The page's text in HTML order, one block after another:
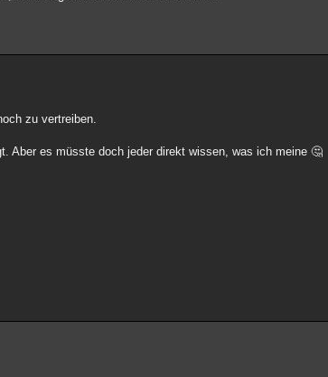
zu vertreiben.
Aber es müsste doch jeder direkt wissen, was ich meine 🤔